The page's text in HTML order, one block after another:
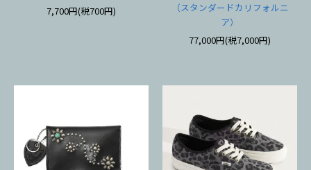
7,700円(税700円)
（スタンダードカリフォルニ
ア）
77,000円(税7,000円)